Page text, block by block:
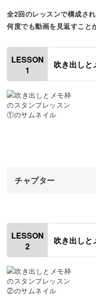
ショップで多くの方々に
この講座は、吹き出し
ったり大きいはんこを作
す。
10種類の図案を用意し
練習が楽しくなりますね
消しゴムはんんこでメ
全2回のレッスンで構成され
何度でも動画を見返すこと
LESSON
1
吹き出し
チャプター
はじめに
使用材料・道具
トレーシングペーパー
消しゴムに吹き出しの
LESSON
2
吹き出し